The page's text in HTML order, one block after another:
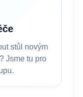
stůl novým
Jsme tu pro